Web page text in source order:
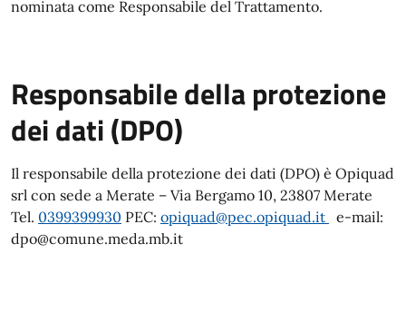
nominata come Responsabile del Trattamento.
Responsabile della protezione
dei dati (DPO)
Il responsabile della protezione dei dati (DPO) è Opiquad
srl con sede a Merate – Via Bergamo 10, 23807 Merate
Tel. 0399399930 PEC: opiquad@pec.opiquad.it e-mail:
dpo@comune.meda.mb.it